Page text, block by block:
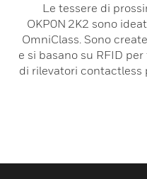
Le tessere di
OKP0N 2K2 sono
OmniClass. Sono
e si basano su RFID
di rilevatori contactless